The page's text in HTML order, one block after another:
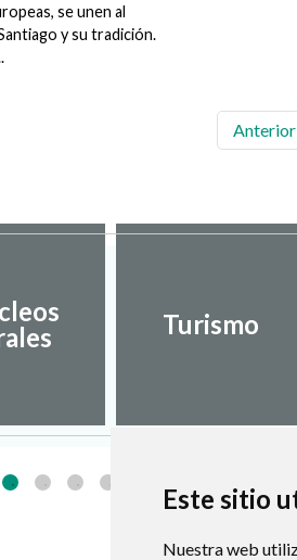
Este sitio
Nuestra web
se unen al
y su tradición.
Anterior
Turismo